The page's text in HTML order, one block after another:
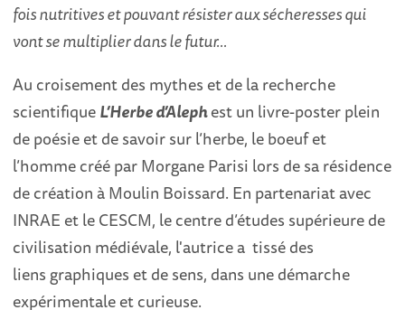
fois nutritives etpouvant résister aux sécheresses qui
vont se multiplier dans le futur…
Au croisement des mythes et de la recherche
scientifiqueL’Herbe d’Alephest un livre-poster plein
de poésie et de savoir sur l’herbe, le boeuf et
l’homme créé par Morgane Parisi lors de sa résidence
de création à Moulin Boissard. En partenariat avec
INRAE et le CESCM, le centre d’études supérieure de
civilisation médiévale, l'autrice a tissé des
liens graphiques et de sens, dans une démarche
expérimentale et curieuse.